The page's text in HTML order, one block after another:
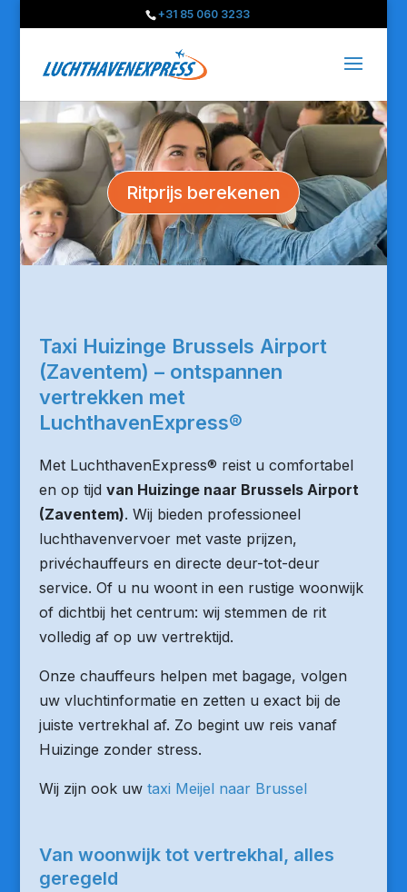
+31 85 060 3233
Ritprijs berekenen
Taxi Huizinge Brussels Airport
(Zaventem) – ontspannen
vertrekken met
LuchthavenExpress®
Met LuchthavenExpress® reist u comfortabel
en op tijd van Huizinge naar Brussels Airport
(Zaventem). Wij bieden professioneel
luchthavenvervoer met vaste prijzen,
privéchauffeurs en directe deur-tot-deur
service. Of u nu woont in een rustige woonwijk
of dichtbij het centrum: wij stemmen de rit
volledig af op uw vertrektijd.
Onze chauffeurs helpen met bagage, volgen
uw vluchtinformatie en zetten u exact bij de
juiste vertrekhal af. Zo begint uw reis vanaf
Huizinge zonder stress.
Wij zijn ook uw taxi Meijel naar Brussel
Van woonwijk tot vertrekhal, alles
geregeld